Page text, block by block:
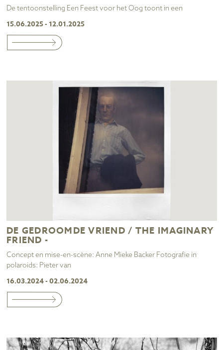
De tentoonstelling Een Feest voor het Oog toont in een
15.06.2025 - 12.01.2025
DE GEDROOMDE VRIEND / THE IMAGINARY
FRIEND -
Concept en mise-en-scène: Anne Mieke Backer Fotografie in
polaroids: Pieter van
16.03.2024 - 02.06.2024